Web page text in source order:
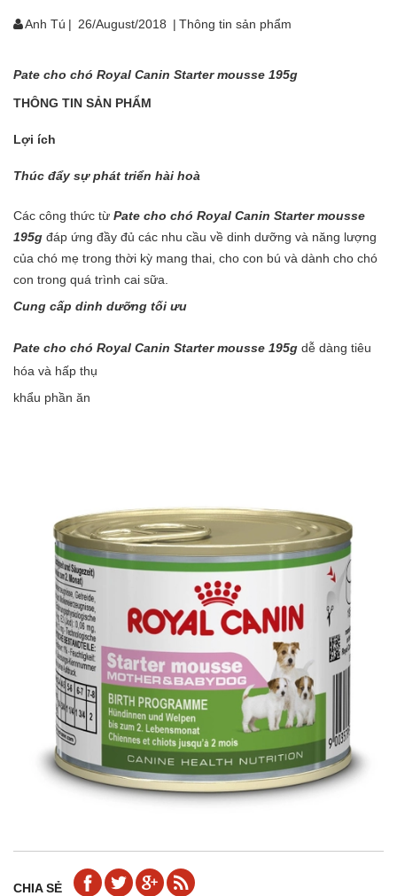
Anh Tú | 26/August/2018 | Thông tin sản phẩm
Pate cho chó Royal Canin Starter mousse 195g
THÔNG TIN SẢN PHẨM
Lợi ích
Thúc đẩy sự phát triển hài hoà
Các công thức từ Pate cho chó Royal Canin Starter mousse
195g đáp ứng đầy đủ các nhu cầu về dinh dưỡng và năng lượng
của chó mẹ trong thời kỳ mang thai, cho con bú và dành cho chó
con trong quá trình cai sữa.
Cung cấp dinh dưỡng tối ưu
Pate cho chó Royal Canin Starter mousse 195g dễ dàng tiêu
hóa và hấp thụ
khẩu phần ăn
CHIA SẺ